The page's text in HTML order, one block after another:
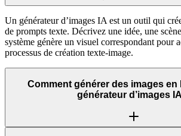
Un générateur d’images IA est un outil qui
de prompts texte. Décrivez une idée, une
système génère un visuel correspondant pour
processus de création texte-image.
Comment générer des images en
générateur d’images